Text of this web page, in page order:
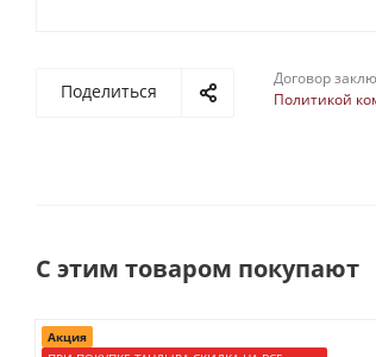
Поделиться
Договор
Политикой
С этим товаром покупают
Акция